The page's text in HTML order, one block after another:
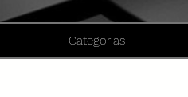
Categorias